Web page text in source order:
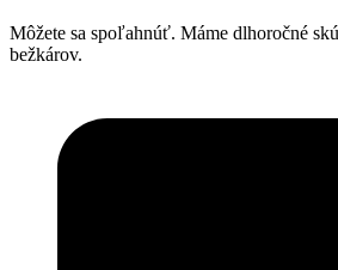
Môžete sa spoľahnúť. Máme dlhoročné
bežkárov.